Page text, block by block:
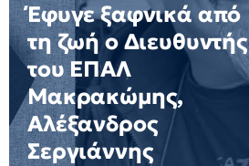
Έφυγε ξαφνικά από
τη ζωή ο Διευθυντής
του ΕΠΑΛ
Μακρακώμης,
Αλέξανδρος
Σεργιάννης